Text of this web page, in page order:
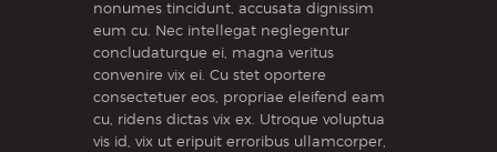
nonumes tincidunt, accusata dignissim
eum cu. Nec intellegat neglegentur
concludaturque ei, magna veritus
convenire vix ei. Cu stet oportere
consectetuer eos, propriae eleifend eam
cu, ridens dictas vix ex. Utroque voluptua
vis id, vix ut eripuit erroribus ullamcorper,